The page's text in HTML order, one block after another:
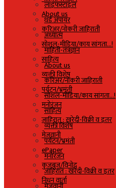
About us
करिअर/नोकरी जाहिराती
सोशल-मीडिया/काय सांगता…!
साहित्य
व्यक्ती विशेष
पर्यटन/भ्रमंती
मनोरंजन
जाहिरात : खरेदी-विक्री व इतर
मेजवानी
ePaper
कुजबुज/विनोद
निधन वार्ता
लाइफस्टाइल
थर्ड अंपायर
अध्यात्म
माहिती-तंत्रज्ञान
About us
करिअर/नोकरी जाहिराती
सोशल-मीडिया/काय सांगता…!
साहित्य
व्यक्ती विशेष
पर्यटन/भ्रमंती
मनोरंजन
जाहिरात : खरेदी-विक्री व इतर